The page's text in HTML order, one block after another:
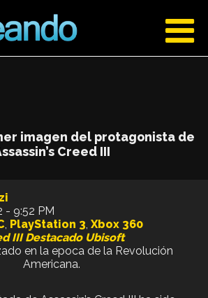
imagen del protagonista de
Creed III
- 9:52 PM
PlayStation 3 Xbox 360
III Destacado Ubisoft
en la epoca de la Revolución
Americana.